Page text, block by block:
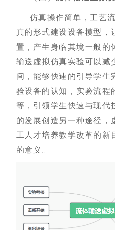
仿真操作简单，工艺
真的形式建设设备模型，
置，产生身临其境一般的
输送虚拟仿真实验可以减
间，能够快速的引导学生
验设备的认知，实验流程
等，引领学生快速与现代
的发展创造另一种途径，
工人才培养教学改革的新
的意义。